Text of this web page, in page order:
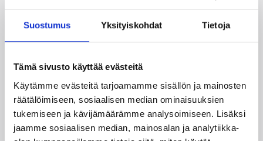
Suostumus Yksityiskohdat Tietoja
Tämä sivusto käyttää evästeitä
Käytämme evästeitä tarjoamamme sisällön ja mainosten
räätälöimiseen, sosiaalisen median ominaisuuksien
tukemiseen ja kävijämäärämme analysoimiseen. Lisäksi
jaamme sosiaalisen median, mainosalan ja analytiikka-